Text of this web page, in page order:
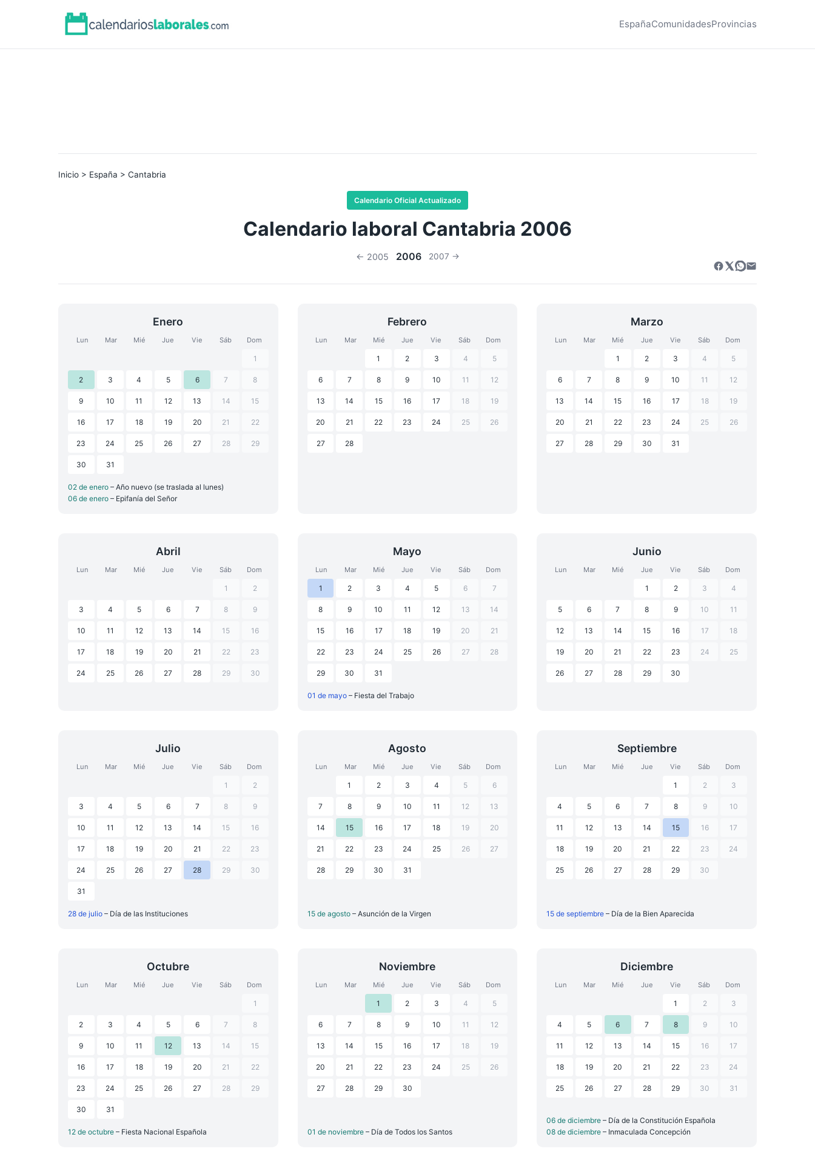
EspañaComunidadesProvincias
Inicio > España > Cantabria
Calendario Oficial Actualizado
Calendario laboral Cantabria 2006
← 2005 2006 2007 →
Enero
Lun Mar Mié Jue Vie Sáb Dom
1
2 3 4 5 6 7 8
9 10 11 12 13 14 15
16 17 18 19 20 21 22
23 24 25 26 27 28 29
30 31
02 de enero – Año nuevo (se traslada al lunes)
06 de enero – Epifanía del Señor
Febrero
Lun Mar Mié Jue Vie Sáb Dom
1 2 3 4 5
6 7 8 9 10 11 12
13 14 15 16 17 18 19
20 21 22 23 24 25 26
27 28
Marzo
Lun Mar Mié Jue Vie Sáb Dom
1 2 3 4 5
6 7 8 9 10 11 12
13 14 15 16 17 18 19
20 21 22 23 24 25 26
27 28 29 30 31
Abril
Lun Mar Mié Jue Vie Sáb Dom
1 2
3 4 5 6 7 8 9
10 11 12 13 14 15 16
17 18 19 20 21 22 23
24 25 26 27 28 29 30
Mayo
Lun Mar Mié Jue Vie Sáb Dom
1 2 3 4 5 6 7
8 9 10 11 12 13 14
15 16 17 18 19 20 21
22 23 24 25 26 27 28
29 30 31
01 de mayo – Fiesta del Trabajo
Junio
Lun Mar Mié Jue Vie Sáb Dom
1 2 3 4
5 6 7 8 9 10 11
12 13 14 15 16 17 18
19 20 21 22 23 24 25
26 27 28 29 30
Julio
Lun Mar Mié Jue Vie Sáb Dom
1 2
3 4 5 6 7 8 9
10 11 12 13 14 15 16
17 18 19 20 21 22 23
24 25 26 27 28 29 30
31
28 de julio – Día de las Instituciones
Agosto
Lun Mar Mié Jue Vie Sáb Dom
1 2 3 4 5 6
7 8 9 10 11 12 13
14 15 16 17 18 19 20
21 22 23 24 25 26 27
28 29 30 31
15 de agosto – Asunción de la Virgen
Septiembre
Lun Mar Mié Jue Vie Sáb Dom
1 2 3
4 5 6 7 8 9 10
11 12 13 14 15 16 17
18 19 20 21 22 23 24
25 26 27 28 29 30
15 de septiembre– Día de la Bien Aparecida
Octubre
Lun Mar Mié Jue Vie Sáb Dom
1
2 3 4 5 6 7 8
9 10 11 12 13 14 15
16 17 18 19 20 21 22
23 24 25 26 27 28 29
30 31
12 de octubre – Fiesta Nacional Española
Noviembre
Lun Mar Mié Jue Vie Sáb Dom
1 2 3 4 5
6 7 8 9 10 11 12
13 14 15 16 17 18 19
20 21 22 23 24 25 26
27 28 29 30
01 de noviembre – Día de Todos los Santos
Diciembre
Lun Mar Mié Jue Vie Sáb Dom
1 2 3
4 5 6 7 8 9 10
11 12 13 14 15 16 17
18 19 20 21 22 23 24
25 26 27 28 29 30 31
06 de diciembre– Día de la Constitución Española
08 de diciembre– Inmaculada Concepción